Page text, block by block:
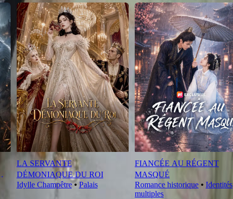
LA SERVANTE
DÉMONIAQUE DU ROI
Idylle Champêtre⦁ Palais
FIANCÉE AU RÉGENT
MASQUÉ
Romance historique⦁ Identités
multiples